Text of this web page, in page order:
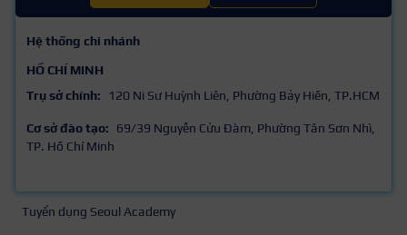
Hệ thống chi nhánh
HỒ CHÍ MINH
Trụ sở chính:
120 Ni Sư Huỳnh Liên, Phường Bảy Hiền, TP.HCM
Cơ sở đào tạo:
69/39 Nguyễn Cửu Đàm, Phường Tân Sơn Nhì,
TP. Hồ Chí Minh
Tuyển dụng Seoul Academy